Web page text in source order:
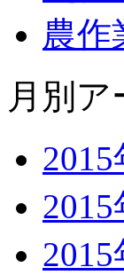
農作
月別